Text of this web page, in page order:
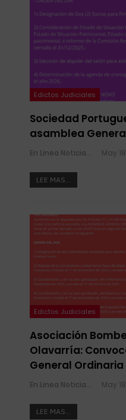
Edictos Judiciales
Sociedad
asamblea
En Linea Noticias May
LEE MAS...
Edictos Judiciales
Asociación
Olavarría:
General Ordinaria
En Linea Noticias May
LEE MAS...